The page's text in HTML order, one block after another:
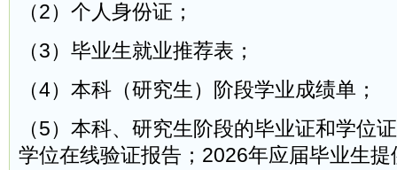
（2）个人身份证；
（3）毕业生就业推荐表；
（4）本科（研究生）阶段学业成绩单；
（5）本科、研究生阶段的毕业证和学位
学位在线验证报告；2026年应届毕业生